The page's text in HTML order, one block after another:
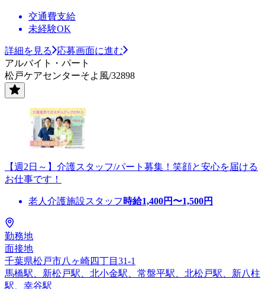
交通費支給
未経験OK
詳細を見る
応募画面に進む
アルバイト・パート
松戸ケアセンターそよ風/32898
【週2日～】介護スタッフ/パート募集！笑顔と安心を届ける
お仕事です！
老人介護施設スタッフ 時給1,400円〜1,500円
勤務地
面接地
千葉県松戸市八ヶ崎四丁目31-1
馬橋駅、新松戸駅、北小金駅、常盤平駅、北松戸駅、新八柱
駅、幸谷駅